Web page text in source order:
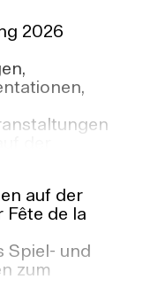
von
der Burg
Halle zu sehen
2026
zu sehen.
auf der
Fête de la
Spiel- und
zum